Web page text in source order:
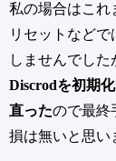
私の場合はこれ
リセットなど
しませんでし
Discrodを初期
直ったので最終
損は無いと思い